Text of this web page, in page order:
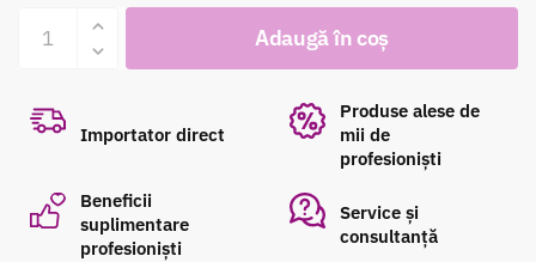
Perie
păr
detangler
Holiday
Iced
Adaugă în coș
Importator direct
Produse alese de
mii de
profesioniști
Beneficii
suplimentare
profesioniști
Service și
consultanță